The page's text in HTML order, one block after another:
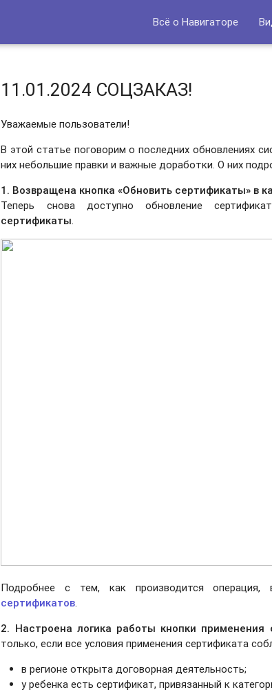
Всё о Навигаторе
11.01.2024 СОЦЗАКАЗ!
Уважаемые пользователи!
В этой статье поговорим о последних обновлениях
них небольшие правки и важные доработки. О них
1. Возвращена кнопка «Обновить сертификаты» в
Теперь снова доступно обновление
сертификаты
Подробнее с тем, как производится
сертификатов
2. Настроена логика работы кнопки применения
только, если все условия применения сертификата
в регионе открыта договорная деятельность;
у ребенка есть сертификат, привязанный к